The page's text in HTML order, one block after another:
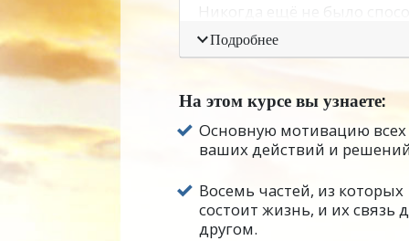
Никогда ещё не было
просмотреть их и
Л. Рон Хаббард
выживать!
Но эту единственную
меньшие части.
Как вы поймёте из этой
сможете увидеть,
Подробнее
На этом курсе вы узнаете:
Основную мотивацию всех
ваших действий и
Восемь частей, из которых
состоит жизнь, и их связь
другом.